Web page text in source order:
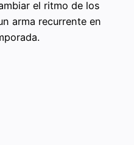
el ritmo de los
arma recurrente en